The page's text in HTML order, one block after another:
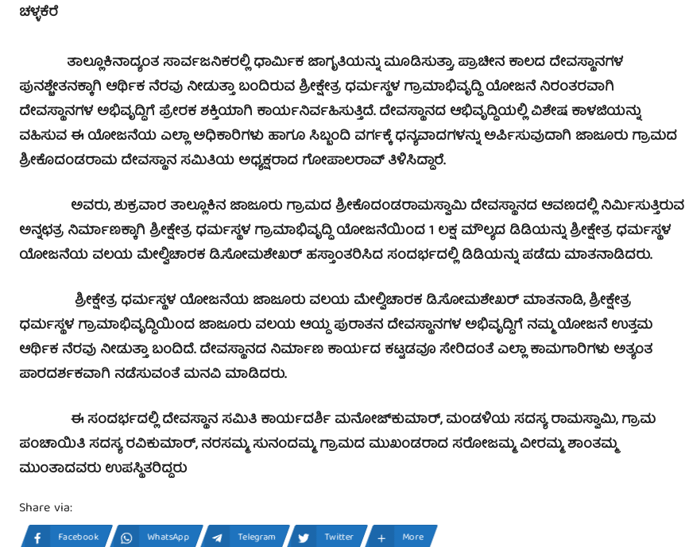
ಚಳ್ಳಕೆರೆ
ತಾಲ್ಲೂಕಿನಾದ್ಯಂತ ಸಾರ್ವಜನಿಕರಲ್ಲಿ ಧಾರ್ಮಿಕ ಜಾಗೃತಿಯನ್ನು ಮೂಡಿಸುತ್ತಾ, ಪ್ರಾಚೀನ ಕಾಲದ ದೇವಸ್ಥಾನಗಳ
ಪುನಶ್ಚೇತನಕ್ಕಾಗಿ ಆರ್ಥಿಕ ನೆರವು ನೀಡುತ್ತಾ ಬಂದಿರುವ ಶ್ರೀಕ್ಷೇತ್ರ ಧರ್ಮಸ್ಥಳ ಗ್ರಾಮಾಭಿವೃದ್ಧಿ ಯೋಜನೆ ನಿರಂತರವಾಗಿ
ದೇವಸ್ಥಾನಗಳ ಅಭಿವೃದ್ಧಿಗೆ ಪ್ರೇರಕ ಶಕ್ತಿಯಾಗಿ ಕಾರ್ಯನಿರ್ವಹಿಸುತ್ತಿದೆ. ದೇವಸ್ಥಾನದ ಆಭಿವೃದ್ಧಿಯಲ್ಲಿ ವಿಶೇಷ ಕಾಳಜಿಯನ್ನು
ವಹಿಸುವ ಈ ಯೋಜನೆಯ ಎಲ್ಲಾ ಅಧಿಕಾರಿಗಳು ಹಾಗೂ ಸಿಬ್ಬಂದಿ ವರ್ಗಕ್ಕೆ ಧನ್ಯವಾದಗಳನ್ನು ಅರ್ಪಿಸುವುದಾಗಿ ಜಾಜೂರು ಗ್ರಾಮದ
ಶ್ರೀಕೊದಂಡರಾಮ ದೇವಸ್ಥಾನ ಸಮಿತಿಯ ಅಧ್ಯಕ್ಷರಾದ ಗೋಪಾಲರಾವ್ ತಿಳಿಸಿದ್ದಾರೆ.
ಅವರು, ಶುಕ್ರವಾರ ತಾಲ್ಲೂಕಿನ ಜಾಜೂರು ಗ್ರಾಮದ ಶ್ರೀಕೊದಂಡರಾಮಸ್ವಾಮಿ ದೇವಸ್ಥಾನದ ಆವಣದಲ್ಲಿ ನಿರ್ಮಿಸುತ್ತಿರುವ
ಅನ್ನಛತ್ರ ನಿರ್ಮಾಣಕ್ಕಾಗಿ ಶ್ರೀಕ್ಷೇತ್ರ ಧರ್ಮಸ್ಥಳ ಗ್ರಾಮಾಭಿವೃದ್ಧಿ ಯೋಜನೆಯಿಂದ 1 ಲಕ್ಷ ಮೌಲ್ಯದ ಡಿಡಿಯನ್ನು ಶ್ರೀಕ್ಷೇತ್ರ ಧರ್ಮಸ್ಥಳ
ಯೋಜನೆಯ ವಲಯ ಮೇಲ್ವಿಚಾರಕ ಡಿ.ಸೋಮಶೇಖರ್ ಹಸ್ತಾಂತರಿಸಿದ ಸಂದರ್ಭದಲ್ಲಿ ಡಿಡಿಯನ್ನು ಪಡೆದು ಮಾತನಾಡಿದರು.
ಶ್ರೀಕ್ಷೇತ್ರ ಧರ್ಮಸ್ಥಳ ಯೋಜನೆಯ ಜಾಜೂರು ವಲಯ ಮೇಲ್ವಿಚಾರಕ ಡಿ.ಸೋಮಶೇಖರ್ ಮಾತನಾಡಿ, ಶ್ರೀಕ್ಷೇತ್ರ
ಧರ್ಮಸ್ಥಳ ಗ್ರಾಮಾಭಿವೃದ್ಧಿಯಿಂದ ಜಾಜೂರು ವಲಯ ಆಯ್ದ ಪುರಾತನ ದೇವಸ್ಥಾನಗಳ ಅಭಿವೃದ್ಧಿಗೆ ನಮ್ಮ ಯೋಜನೆ ಉತ್ತಮ
ಆರ್ಥಿಕ ನೆರವು ನೀಡುತ್ತಾ ಬಂದಿದೆ. ದೇವಸ್ಥಾನದ ನಿರ್ಮಾಣ ಕಾರ್ಯದ ಕಟ್ಟಡವೂ ಸೇರಿದಂತೆ ಎಲ್ಲಾ ಕಾಮಗಾರಿಗಳು ಅತ್ಯಂತ
ಪಾರದರ್ಶಕವಾಗಿ ನಡೆಸುವಂತೆ ಮನವಿ ಮಾಡಿದರು.
ಈ ಸಂದರ್ಭದಲ್ಲಿ ದೇವಸ್ಥಾನ ಸಮಿತಿ ಕಾರ್ಯದರ್ಶಿ ಮನೋಜ್‍ಕುಮಾರ್, ಮಂಡಳಿಯ ಸದಸ್ಯ ರಾಮಸ್ವಾಮಿ, ಗ್ರಾಮ
ಪಂಚಾಯಿತಿ ಸದಸ್ಯ ರವಿಕುಮಾರ್, ನರಸಮ್ಮ, ಸುನಂದಮ್ಮ, ಗ್ರಾಮದ ಮುಖಂಡರಾದ ಸರೋಜಮ್ಮ, ವೀರಮ್ಮ, ಶಾಂತಮ್ಮ
ಮುಂತಾದವರು ಉಪಸ್ಥಿತರಿದ್ದರು
Share via:
Facebook WhatsApp Telegram Twitter More